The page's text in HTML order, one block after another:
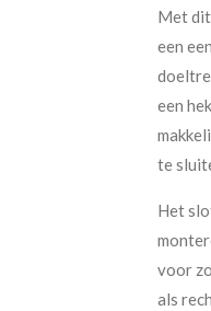
Met
een
een
te
Het
voor
als